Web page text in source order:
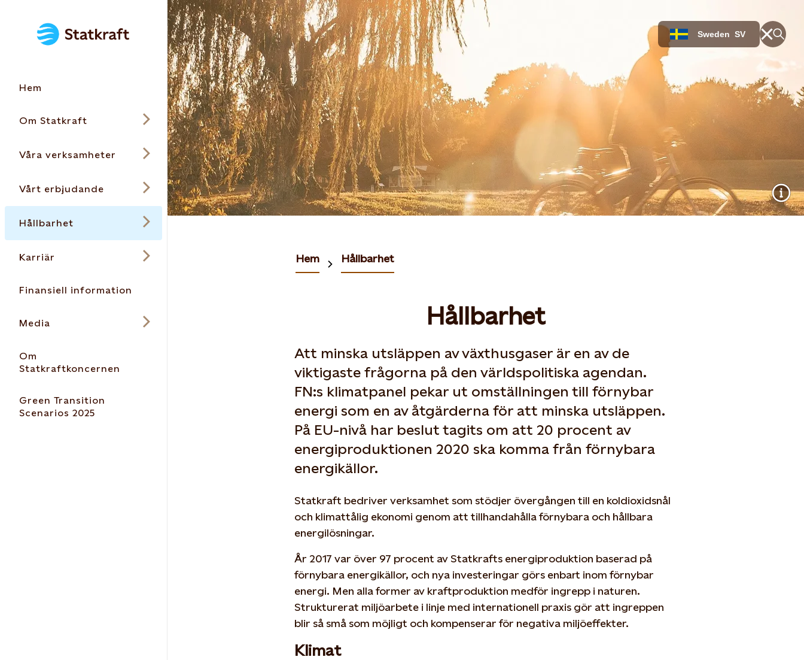
Hem
Om Statkraft
Våra verksamheter
Vårt erbjudande
Hållbarhet
Karriär
Finansiell information
Media
Om
Statkraftkoncernen
Green Transition
Scenarios 2025
Sweden SV
Hem Hållbarhet
Hållbarhet
Att minska utsläppen av växthusgaser är en av de
viktigaste frågorna på den världspolitiska agendan.
FN:s klimatpanel pekar ut omställningen till förnybar
energi som en av åtgärderna för att minska utsläppen.
På EU-nivå har beslut tagits om att 20 procent av
energiproduktionen 2020 ska komma från förnybara
energikällor.
Statkraft bedriver verksamhet som stödjer övergången till en koldioxidsnål
och klimattålig ekonomi genom att tillhandahålla förnybara och hållbara
energilösningar.
År 2017 var över 97 procent av Statkrafts energiproduktion baserad på
förnybara energikällor, och nya investeringar görs enbart inom förnybar
energi. Men alla former av kraftproduktion medför ingrepp i naturen.
Strukturerat miljöarbete i linje med internationell praxis gör att ingreppen
blir så små som möjligt och kompenserar för negativa miljöeffekter.
Klimat